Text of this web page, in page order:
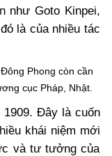
như Goto Kinpei,
là của nhiều tác
Phong còn cần
cục Pháp, Nhật.
1909. Đây là cuốn
khái niệm mới
và tư tưởng của